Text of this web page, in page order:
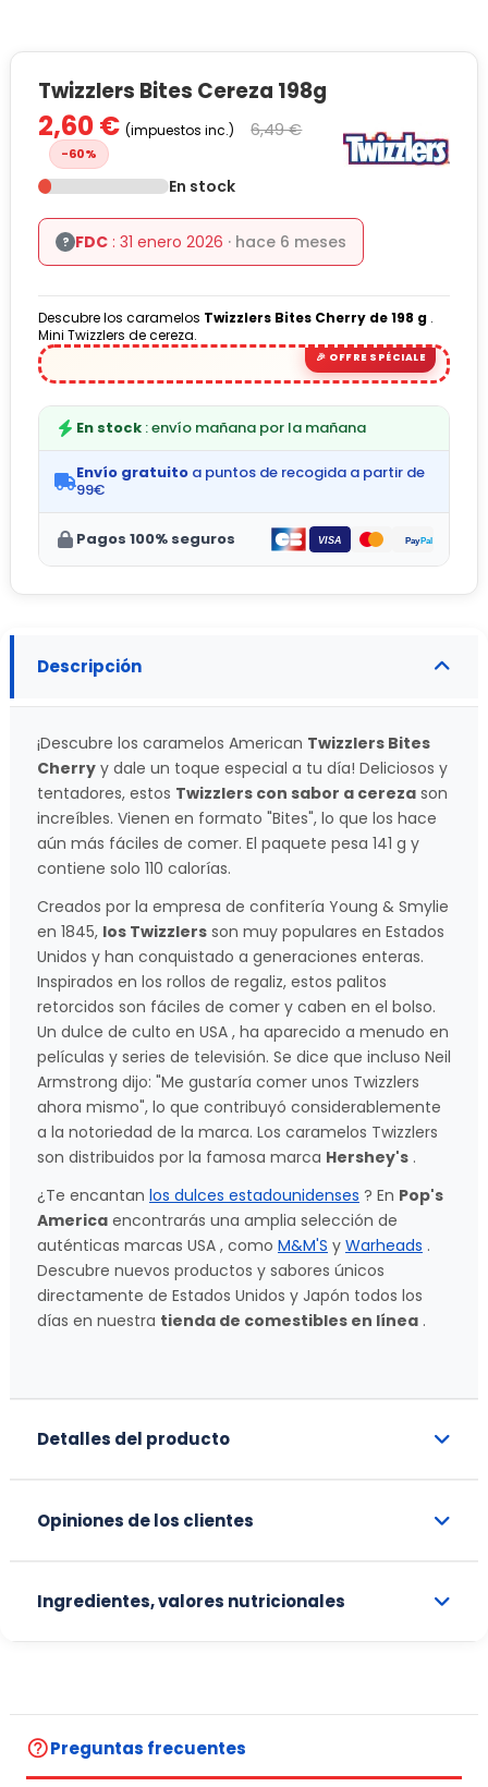
Twizzlers Bites Cereza 198g
2,60 € (impuestos inc.) 6,49 €
-60%
En stock
? FDC : 31 enero 2026 · hace 6 meses
Descubre los caramelos Twizzlers Bites Cherry de 198 g .
Mini Twizzlers de cereza.
En stock : envío mañana por la mañana
Envío gratuito a puntos de recogida a partir de
99€
Pagos 100% seguros
Descripción
¡Descubre los caramelos American Twizzlers Bites
Cherry y dale un toque especial a tu día! Deliciosos y
tentadores, estos Twizzlers con sabor a cereza son
increíbles. Vienen en formato "Bites", lo que los hace
aún más fáciles de comer. El paquete pesa 141 g y
contiene solo 110 calorías.
Creados por la empresa de confitería Young & Smylie
en 1845, los Twizzlers son muy populares en Estados
Unidos y han conquistado a generaciones enteras.
Inspirados en los rollos de regaliz, estos palitos
retorcidos son fáciles de comer y caben en el bolso.
Un dulce de culto en USA , ha aparecido a menudo en
películas y series de televisión. Se dice que incluso Neil
Armstrong dijo: "Me gustaría comer unos Twizzlers
ahora mismo", lo que contribuyó considerablemente
a la notoriedad de la marca. Los caramelos Twizzlers
son distribuidos por la famosa marca Hershey's .
¿Te encantan los dulces estadounidenses ? En Pop's
America encontrarás una amplia selección de
auténticas marcas USA , como M&M'S y Warheads .
Descubre nuevos productos y sabores únicos
directamente de Estados Unidos y Japón todos los
días en nuestra tienda de comestibles en línea .
Detalles del producto
Opiniones de los clientes
Ingredientes, valores nutricionales
help_outlinePreguntas frecuentes